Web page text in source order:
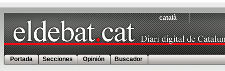
català
Portada Secciones Opinión Buscador